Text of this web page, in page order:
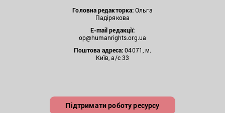
Головна редакторка:Ольга
Падірякова
E-mail редакції:
op@humanrights.org.ua
Поштова адреса:04071, м.
Київ, а/с 33
Підтримати роботу ресурсу